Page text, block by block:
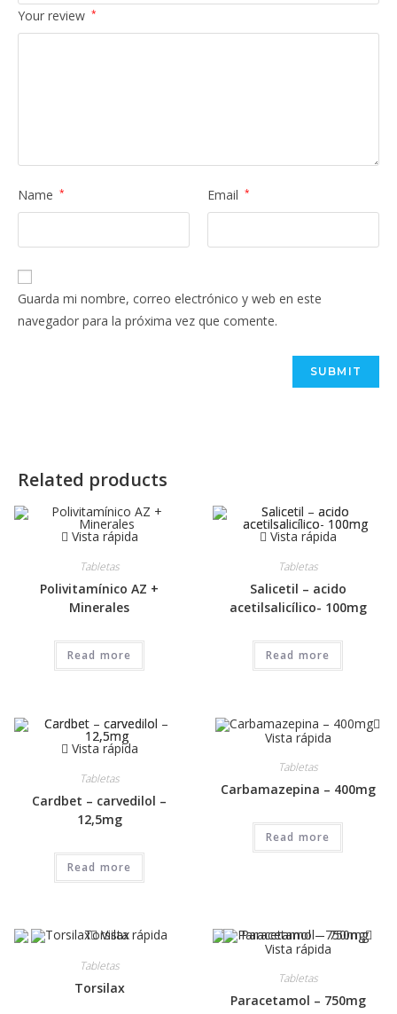
Your review *
Name * Email *
Guarda mi nombre, correo electrónico y web en este
navegador para la próxima vez que comente.
Related products
Vista rápida
Tabletas
Polivitamínico AZ +
Minerales
Read more
Vista rápida
Tabletas
Salicetil – acido
acetilsalicílico- 100mg
Read more
Vista rápida
Tabletas
Cardbet – carvedilol –
12,5mg
Read more
Vista rápida
Tabletas
Carbamazepina – 400mg
Read more
Vista rápida
Tabletas
Torsilax
Vista rápida
Tabletas
Paracetamol – 750mg